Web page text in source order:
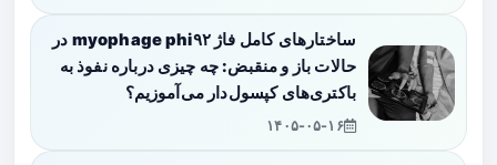
ساختارهای کامل فاژ myophage phi۹۲ در
حالات باز و منقبض: چه چیزی درباره نفوذ به
باکتری‌های کپسول‌دار می‌آموزیم؟
۱۴۰۵-۰۵-۱۶